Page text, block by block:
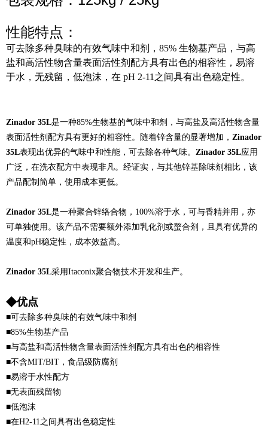
性能特点：
可去除多种臭味的有效气味中和剂，85% 生物基产品，与高
盐和高活性物含量表面活性剂配方具有出色的相容性，易溶
于水，无残留，低泡沫，在 pH 2-11之间具有出色稳定性。
Zinador 35L是一种85%生物基的气味中和剂，与高盐及高活性物含量
表面活性剂配方具有更好的相容性。随着锌含量的显著增加， Zinador
35L表现出优异的气味中和性能，可去除各种气味。 Zinador 35L应用
广泛，在洗衣配方中表现非凡。经证实，与其他锌基除味剂相比，该
产品配制简单，使用成本更低。
Zinador 35L是一种聚合锌络合物，100%溶于水，可与香精并用，亦
可单独使用。该产品不需要额外添加乳化剂或螯合剂，且具有优异的
温度和pH稳定性，成本效益高。
Zinador 35L采用Itaconix聚合物技术开发和生产。
◆优点
■可去除多种臭味的有效气味中和剂
■85%生物基产品
■与高盐和高活性物含量表面活性剂配方具有出色的相容性
■不含MIT/BIT，食品级防腐剂
■易溶于水性配方
■无表面残留物
■低泡沫
■在H2-11之间具有出色稳定性